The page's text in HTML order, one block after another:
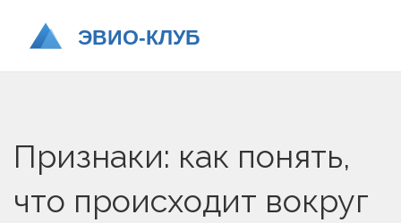
Признаки: как понять,
что происходит вокруг